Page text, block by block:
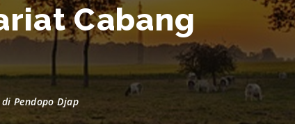
Cabang
Pendopo Djap